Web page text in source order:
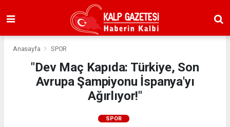
Anasayfa SPOR
"Dev Maç Kapıda: Türkiye, Son
Avrupa Şampiyonu İspanya'yı
Ağırlıyor!"
SPOR